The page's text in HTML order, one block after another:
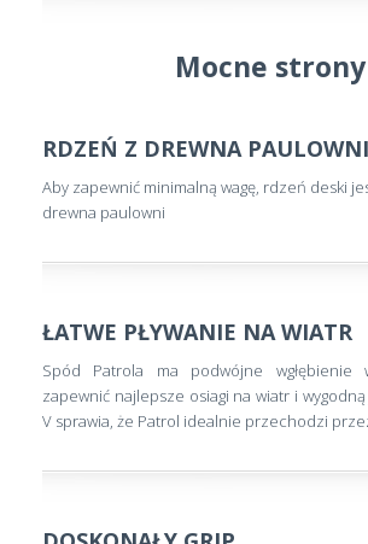
Mocne strony
RDZEŃ Z DREWNA
Aby zapewnić minimalną wagę, rdzeń deski
drewna paulowni
ŁATWE PŁYWANIE NA WIATR
Spód Patrola ma podwójne
zapewnić najlepsze osiagi na wiatr i
V sprawia, że Patrol idealnie przechodzi